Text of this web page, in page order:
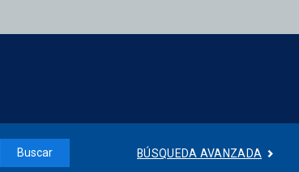
Buscar BÚSQUEDA AVANZADA